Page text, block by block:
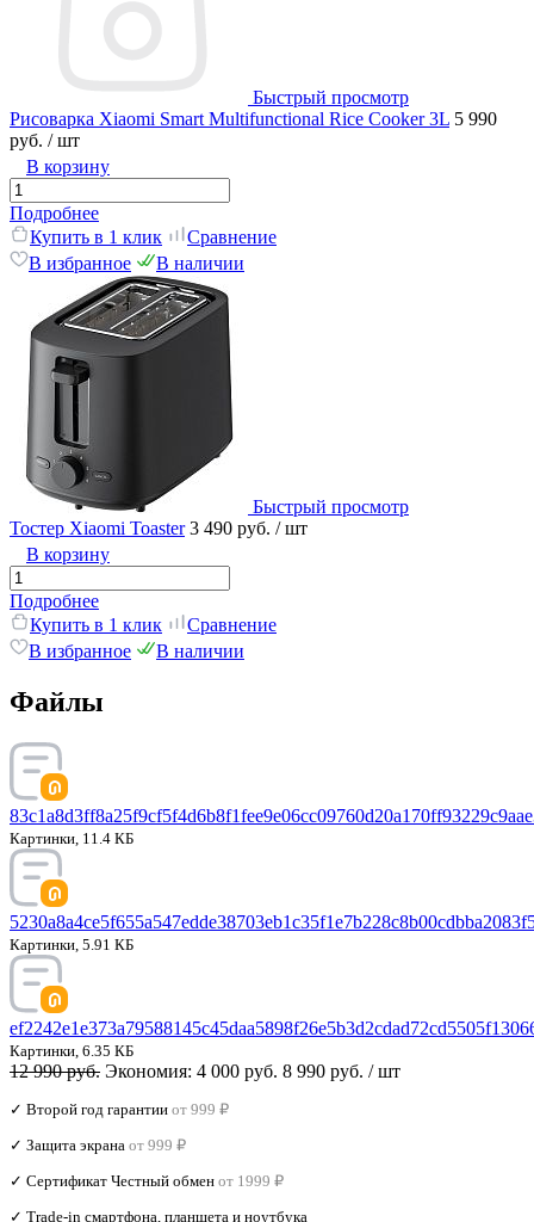
Быстрый просмотр
Рисоварка Xiaomi Smart Multifunctional Rice Cooker 3L 5 990
руб. / шт
В корзину
Подробнее
Купить в 1 клик
Сравнение
В избранное
В наличии
Быстрый просмотр
Тостер Xiaomi Toaster 3 490 руб. / шт
В корзину
Подробнее
Купить в 1 клик
Сравнение
В избранное
В наличии
Файлы
Картинки, 11.4 КБ
Картинки, 5.91 КБ
Картинки, 6.35 КБ
12 990 руб. Экономия: 4 000 руб. 8 990 руб. / шт
✓ Второй год гарантии от 999 ₽
✓ Защита экрана от 999 ₽
✓ Сертификат Честный обмен от 1999 ₽
✓ Trade‑in смартфона, планшета и ноутбука